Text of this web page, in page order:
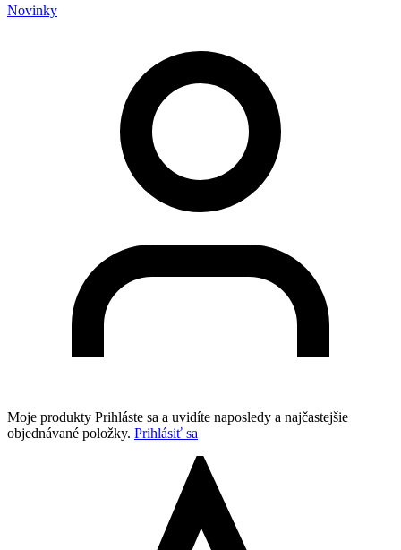
Novinky
Moje produkty Prihláste sa a uvidíte naposledy a najčastejšie
objednávané položky. Prihlásiť sa